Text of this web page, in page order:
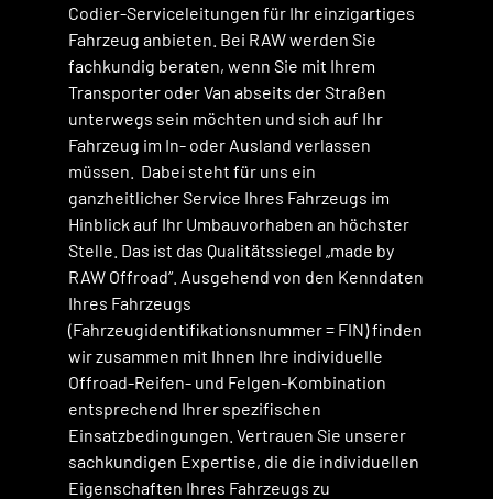
Codier-Serviceleitungen für Ihr einzigartiges
Fahrzeug anbieten. Bei RAW werden Sie
fachkundig beraten, wenn Sie mit Ihrem
Transporter oder Van abseits der Straßen
unterwegs sein möchten und sich auf Ihr
Fahrzeug im In- oder Ausland verlassen
müssen. Dabei steht für uns ein
ganzheitlicher Service Ihres Fahrzeugs im
Hinblick auf Ihr Umbauvorhaben an höchster
Stelle. Das ist das Qualitätssiegel „made by
RAW Offroad“. Ausgehend von den Kenndaten
Ihres Fahrzeugs
(Fahrzeugidentifikationsnummer = FIN) finden
wir zusammen mit Ihnen Ihre individuelle
Offroad-Reifen- und Felgen-Kombination
entsprechend Ihrer spezifischen
Einsatzbedingungen. Vertrauen Sie unserer
sachkundigen Expertise, die die individuellen
Eigenschaften Ihres Fahrzeugs zu